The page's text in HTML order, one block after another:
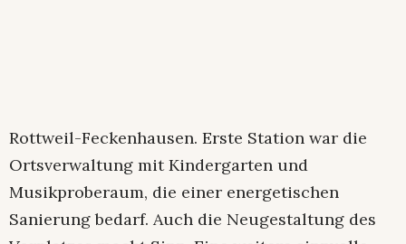
Rottweil-Feckenhausen. Erste Station war die
Ortsverwaltung mit Kindergarten und
Musikproberaum, die einer energetischen
Sanierung bedarf. Auch die Neugestaltung des